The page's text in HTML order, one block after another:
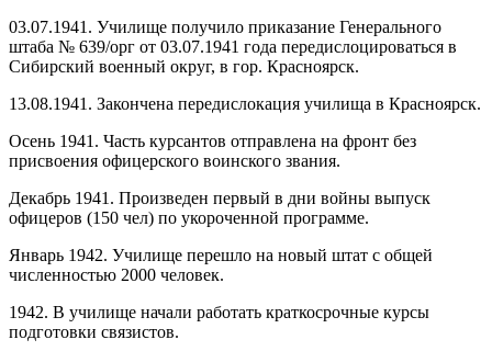
03.07.1941. Училище получило приказание Генерального
штаба № 639/орг от 03.07.1941 года передислоцироваться в
Сибирский военный округ, в гор. Красноярск.
13.08.1941. Закончена передислокация училища в Красноярск.
Осень 1941. Часть курсантов отправлена на фронт без
присвоения офицерского воинского звания.
Декабрь 1941. Произведен первый в дни войны выпуск
офицеров (150 чел) по укороченной программе.
Январь 1942. Училище перешло на новый штат с общей
численностью 2000 человек.
1942. В училище начали работать краткосрочные курсы
подготовки связистов.